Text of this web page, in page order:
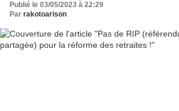
Publié le 03/05/2023 à 22:29
Par rakotoarison